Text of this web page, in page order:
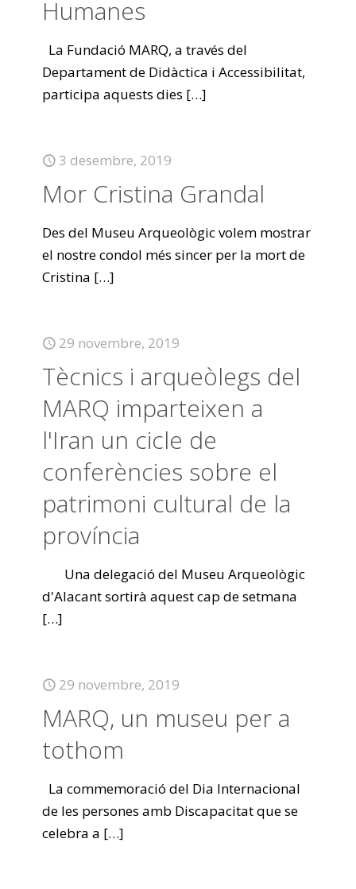
Humanes
La Fundació MARQ, a través del
Departament de Didàctica i Accessibilitat,
participa aquests dies […]
3 desembre, 2019
Mor Cristina Grandal
Des del Museu Arqueològic volem mostrar
el nostre condol més sincer per la mort de
Cristina […]
29 novembre, 2019
Tècnics i arqueòlegs del
MARQ imparteixen a
l'Iran un cicle de
conferències sobre el
patrimoni cultural de la
província
Una delegació del Museu Arqueològic
d'Alacant sortirà aquest cap de setmana
[…]
29 novembre, 2019
MARQ, un museu per a
tothom
La commemoració del Dia Internacional
de les persones amb Discapacitat que se
celebra a […]